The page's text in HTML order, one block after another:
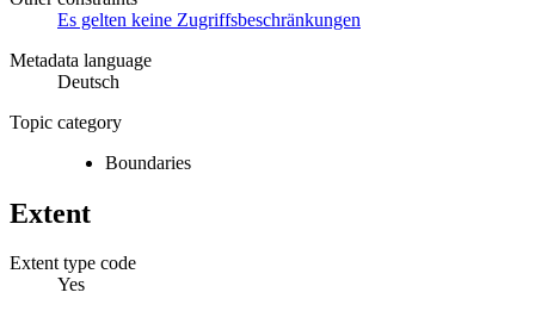
Es gelten keine Zugriffsbeschränkungen
Metadata language
Deutsch
Topic category
Boundaries
Extent
Extent type code
Yes